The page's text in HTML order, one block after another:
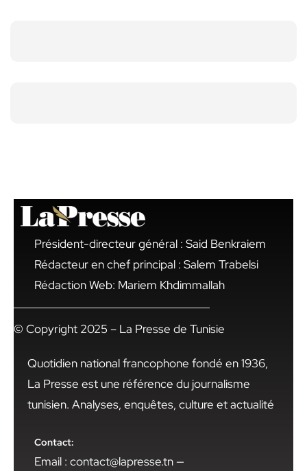
Président-directeur général : Said Benkraiem
Rédacteur en chef principal : Salem Trabelsi
Rédaction Web: Mariem Khdimmallah
© Copyright 2025 – La Presse de Tunisie
Quotidien national francophone fondé en 1936,
La Presse est une référence du journalisme
tunisien. Analyses, enquêtes, culture et actualité
Contact:
Email : contact@lapresse.tn —